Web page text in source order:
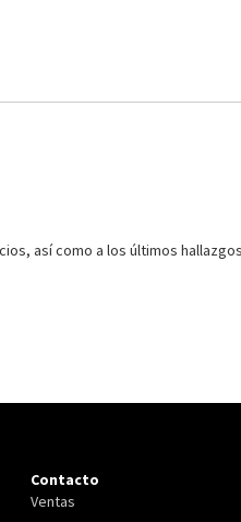
así como a los últimos
Contacto
Ventas